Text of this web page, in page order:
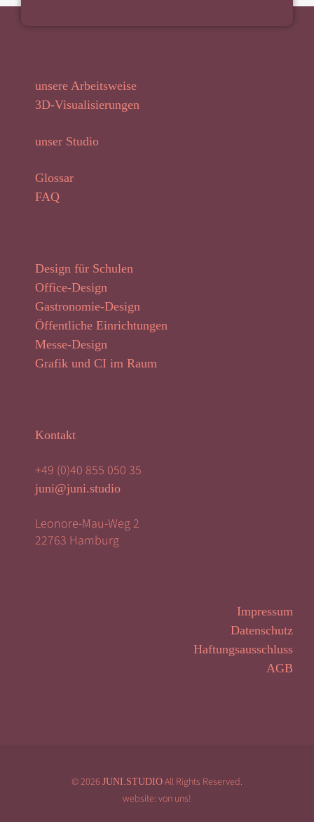
unsere Arbeitsweise
3D-Visualisierungen
unser Studio
Glossar
FAQ
Design für Schulen
Office-Design
Gastronomie-Design
Öffentliche Einrichtungen
Messe-Design
Grafik und CI im Raum
Kontakt
+49 (0)40 855 050 35
juni@juni.studio
Leonore-Mau-Weg 2
22763 Hamburg
Impressum
Datenschutz
Haftungsausschluss
AGB
© 2026 JUNI.STUDIOAll Rights Reserved.
website: von uns!